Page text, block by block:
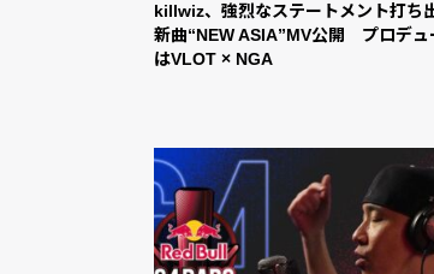
killwiz、強烈なステートメント打ち
新曲“NEW ASIA”MV公開 プロデュ
はVLOT × NGA